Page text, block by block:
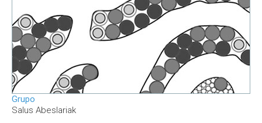
Grupo
Salus Abeslariak